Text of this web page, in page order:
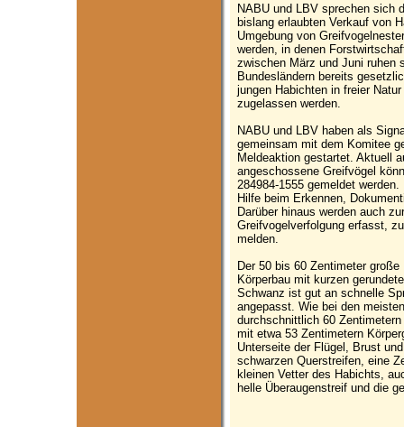
NABU und LBV sprechen sich
bislang erlaubten Verkauf von
Umgebung von
werden, in denen
zwischen März und Juni ruhen
Bundesländern bereits
jungen Habichten in freier
zugelassen werden.
NABU und LBV haben als
gemeinsam mit dem Komitee
Meldeaktion gestartet. Aktuell
angeschossene Greifvögel
284984-1555 gemeldet
Hilfe beim Erkennen,
Darüber hinaus werden auch
Greifvogelverfolgung erfasst,
melden.
Der 50 bis 60 Zentimeter
Körperbau mit kurzen
Schwanz ist gut an schnelle
angepasst. Wie bei den
durchschnittlich 60
mit etwa 53 Zentimetern
Unterseite der Flügel, Brust
schwarzen Querstreifen, eine
kleinen Vetter des Habichts,
helle Überaugenstreif und die